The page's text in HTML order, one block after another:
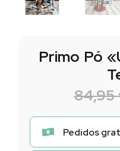
Primo Pó
84,95
Pedidos